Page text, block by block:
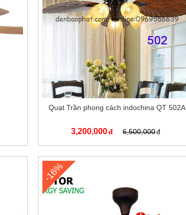
Quạt Trần phong cách indochina QT 502A
3,200,000 6,500,000
-16%